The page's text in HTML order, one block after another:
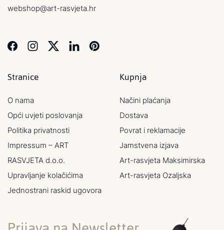
webshop@art-rasvjeta.hr
Stranice
O nama
Opći uvjeti poslovanja
Politika privatnosti
Impressum – ART
RASVJETA d.o.o.
Upravljanje kolačićima
Jednostrani raskid ugovora
Kupnja
Načini plaćanja
Dostava
Povrat i reklamacije
Jamstvena izjava
Art-rasvjeta Maksimirska
Art-rasvjeta Ozaljska